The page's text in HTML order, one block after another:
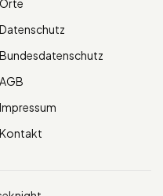
Orte
Datenschutz
Bundesdatenschutz
AGB
Impressum
Kontakt